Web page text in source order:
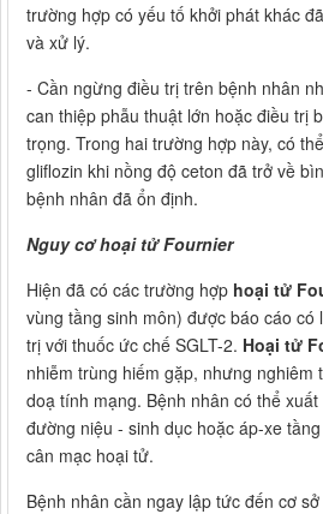
trường hợp có yếu tố khởi phát khác
và xử lý.
- Cần ngừng điều trị trên bệnh nhân
can thiệp phẫu thuật lớn hoặc điều trị
trọng. Trong hai trường hợp này, có
gliflozin khi nồng độ ceton đã trở về
bệnh nhân đã ổn định.
Nguy cơ hoại tử Fournier
Hiện đã có các trường hợp hoại tử
vùng tầng sinh môn) được báo cáo có
trị với thuốc ức chế SGLT-2. Hoại tử
nhiễm trùng hiếm gặp, nhưng nghiêm
doạ tính mạng. Bệnh nhân có thể
đường niệu - sinh dục hoặc áp-xe
cân mạc hoại tử.
Bệnh nhân cần ngay lập tức đến cơ